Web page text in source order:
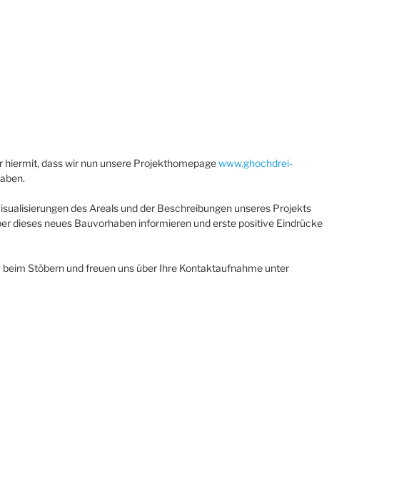
dass wir nun unsere Projekthomepagewww.ghochdrei-
des Areals und der Beschreibungen unseres Projekts
dieses neues Bauvorhaben informieren und erste positive Eindrücke
Stöbern und freuen uns über Ihre Kontaktaufnahme unter